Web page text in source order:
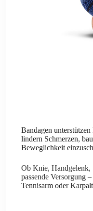
Bandagen
lindern Schmerzen,
Beweglichkeit
Ob Knie, Handgelenk,
passende Versorgung
Tennisarm oder